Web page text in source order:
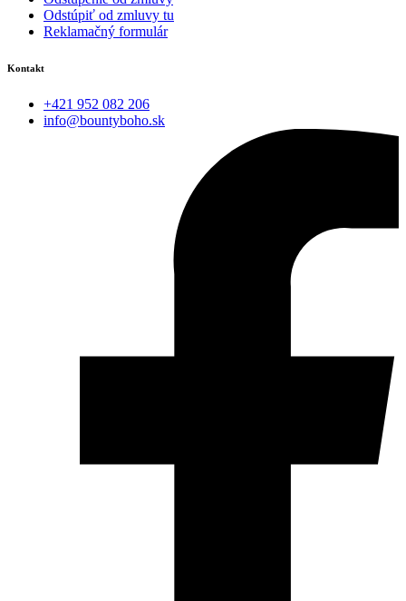
Odstúpiť od zmluvy tu
Reklamačný formulár
Kontakt
+421 952 082 206
info@bountyboho.sk